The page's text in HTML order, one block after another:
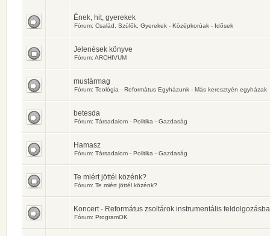
Ének, hit, gyerekek
Fórum: Család, Szülők, Gyerekek - Középkorúak - Idősek
Jelenések könyve
Fórum: ARCHIVUM
mustármag
Fórum: Teológia - Református Egyházunk - Más keresztyén egyházak
betesda
Fórum: Társadalom - Politika - Gazdaság
Hamasz
Fórum: Társadalom - Politika - Gazdaság
Te miért jöttél közénk?
Fórum: Te miért jöttél közénk?
Koncert - Református zsoltárok instrumentális
Fórum: ProgramOK